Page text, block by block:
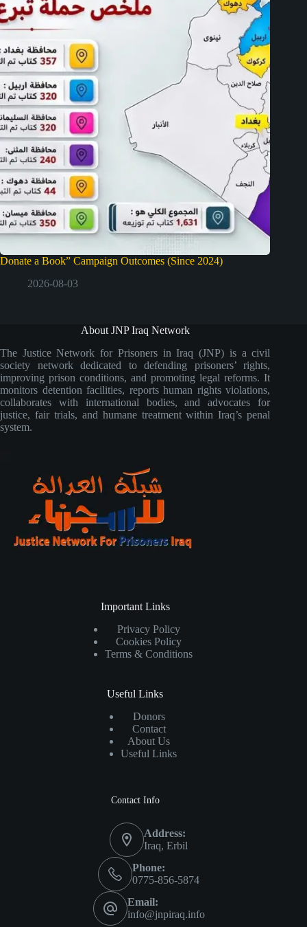
Donate a Book” Campaign Outcomes (Since 2024)
2026-08-03
About JNP Iraq Network
The Justice Network for Prisoners in Iraq (JNP) is a civil
society network dedicated to defending prisoners’ rights,
improving prison conditions, and promoting legal reforms. It
monitors detention facilities, reports human rights violations,
collaborates with international bodies, and advocates for
justice, fair trials, and humane treatment within Iraq’s penal
system.
Important Links
Privacy Policy
Cookies Policy
Terms & Conditions
Useful Links
Donors
Contact
About Us
Useful Links
Contact Info
Address:
Iraq, Erbil
Phone:
0775-856-5874
Email:
info@jnpiraq.info